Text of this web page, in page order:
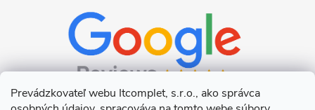
Prevádzkovateľ webu Itcomplet, s.r.o., ako správca